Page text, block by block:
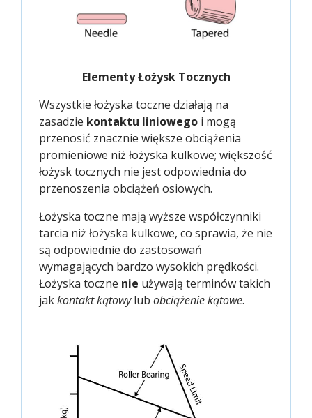
Elementy Łożysk Tocznych
Wszystkie łożyska toczne działają na
zasadzie kontaktu liniowego i mogą
przenosić znacznie większe obciążenia
promieniowe niż łożyska kulkowe; większość
łożysk tocznych nie jest odpowiednia do
przenoszenia obciążeń osiowych.
Łożyska toczne mają wyższe współczynniki
tarcia niż łożyska kulkowe, co sprawia, że nie
są odpowiednie do zastosowań
wymagających bardzo wysokich prędkości.
Łożyska toczne nie używają terminów takich
jakkontakt kątowylub obciążenie kątowe.